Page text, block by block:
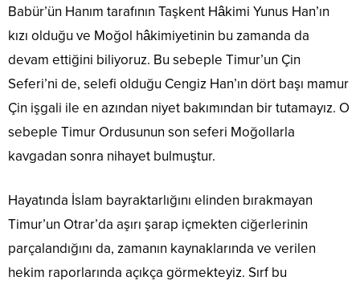
Babür’ün Hanım tarafının Taşkent Hâkimi Yunus Han’ın
kızı olduğu ve Moğol hâkimiyetinin bu zamanda da
devam ettiğini biliyoruz. Bu sebeple Timur’un Çin
Seferi’ni de, selefi olduğu Cengiz Han’ın dört başı mamur
Çin işgali ile en azından niyet bakımından bir tutamayız. O
sebeple Timur Ordusunun son seferi Moğollarla
kavgadan sonra nihayet bulmuştur.
Hayatında İslam bayraktarlığını elinden bırakmayan
Timur’un Otrar’da aşırı şarap içmekten ciğerlerinin
parçalandığını da, zamanın kaynaklarında ve verilen
hekim raporlarında açıkça görmekteyiz. Sırf bu